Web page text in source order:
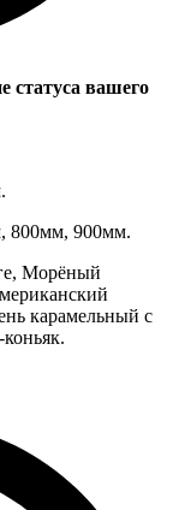
статуса вашего
800мм, 900мм.
Морёный
карамельный с